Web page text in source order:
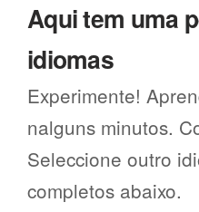
Aqui tem uma
idiomas
Experimente!
nalguns minutos.
Seleccione outro
completos abaixo.